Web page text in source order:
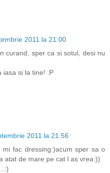
2011 la 21:00
curand, sper ca si sotul, desi nu
iasa si la tine! :P
2011 la 21:56
fac dressing:)acum sper sa o
atat de mare pe cat l as vrea:))